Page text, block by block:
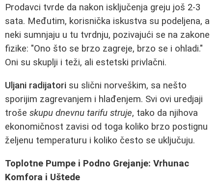
Prodavci tvrde da nakon isključenja greju još 2-3
sata. Međutim, korisnička iskustva su podeljena, a
neki sumnjaju u tu tvrdnju, pozivajući se na zakone
fizike: "Ono što se brzo zagreje, brzo se i ohladi."
Oni su skuplji i teži, ali estetski privlačni.
Uljani radijatori su slični norveškim, sa nešto
sporijim zagrevanjem i hlađenjem. Svi ovi uredjaji
troše skupu dnevnu tarifu struje, tako da njihova
ekonomičnost zavisi od toga koliko brzo postignu
željenu temperaturu i koliko često se uključuju.
Toplotne Pumpe i Podno Grejanje: Vrhunac
Komfora i Uštede